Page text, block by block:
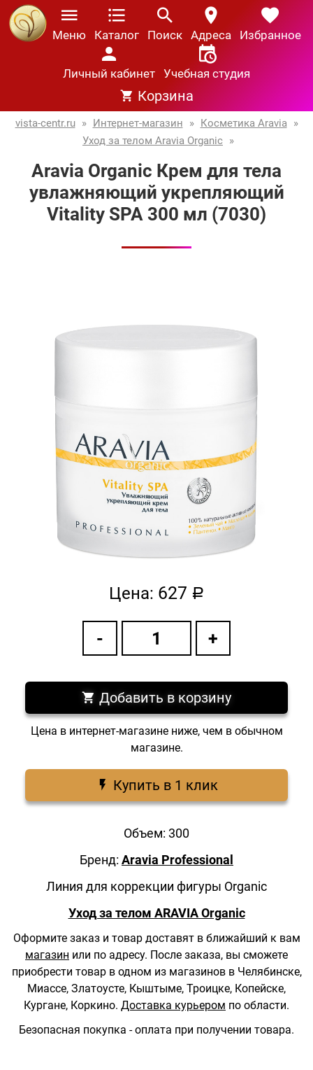
Меню Каталог Поиск Адреса Избранное
Личный кабинет Учебная студия
Корзина
vista-centr.ru » Интернет-магазин » Косметика Aravia »
Уход за телом Aravia Organic »
Aravia Organic Крем для тела
увлажняющий укрепляющий
Vitality SPA 300 мл (7030)
Цена: 627 a
Добавить в корзину
Цена в интернет-магазине ниже, чем в обычном
магазине.
Купить в 1 клик
Объем: 300
Бренд: Aravia Professional
Линия для коррекции фигуры Organic
Уход за телом ARAVIA Organic
Оформите заказ и товар доставят в ближайший к вам
магазин или по адресу. После заказа, вы сможете
приобрести товар в одном из магазинов в Челябинске,
Миассе, Златоусте, Кыштыме, Троицке, Копейске,
Кургане, Коркино. Доставка курьером по области.
Безопасная покупка - оплата при получении товара.